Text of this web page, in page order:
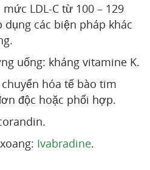
LDL-C từ 100 – 129
các biện pháp khác
uống: kháng vitamine K.
hóa tế bào tim
độc hoặc phối hợp.
Ivabradine.